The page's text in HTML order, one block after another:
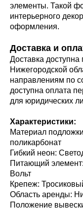
элементы. Такой
интерьерного
оформления.
Доставка и
Доставка
Нижегородской
направлениям по
доступна оплата
для юридических
Характеристики:
Материал
поликарбонат
Гибкий неон:
Питающий
Вольт
Крепеж:
Область аренды:
Положение